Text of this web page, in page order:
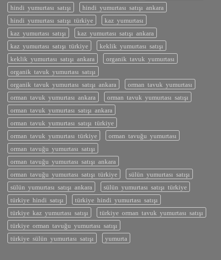
hindi yumurtası satışı
hindi yumurtası satışı ankara
hindi yumurtası satışı türkiye
kaz yumurtası
kaz yumurtası satışı
kaz yumurtası satışı ankara
kaz yumurtası satışı türkiye
keklik yumurtası satışı
keklik yumurtası satışı ankara
organik tavuk yumurtası
organik tavuk yumurtası satışı
organik tavuk yumurtası satışı ankara
orman tavuk yumurtası
orman tavuk yumurtası ankara
orman tavuk yumurtası satışı
orman tavuk yumurtası satışı ankara
orman tavuk yumurtası satışı türkiye
orman tavuk yumurtası türkiye
orman tavuğu yumurtası
orman tavuğu yumurtası satışı
orman tavuğu yumurtası satışı ankara
orman tavuğu yumurtası satışı türkiye
sülün yumurtası satışı
sülün yumurtası satışı ankara
sülün yumurtası satışı türkiye
türkiye hindi satışı
türkiye hindi yumurtası satışı
türkiye kaz yumurtası satışı
türkiye orman tavuk yumurtası satışı
türkiye orman tavuğu yumurtası satışı
türkiye sülün yumurtası satışı
yumurta